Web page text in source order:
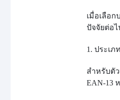
เมื่อเลือ
ปัจจัยต่อไ
1. ประเ
สำหรับตั
EAN-13